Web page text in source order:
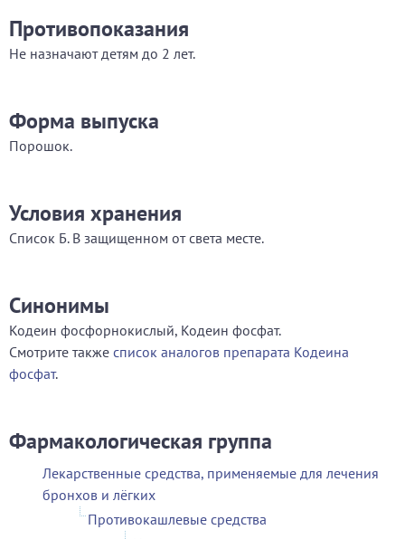
Противопоказания
Не назначают детям до 2 лет.
Форма выпуска
Порошок.
Условия хранения
Список Б. В защищенном от света месте.
Синонимы
Кодеин фосфорнокислый, Кодеин фосфат.
Смотрите также список аналогов препарата Кодеина
фосфат.
Фармакологическая группа
Лекарственные средства, применяемые для лечения
бронхов и лёгких
Противокашлевые средства